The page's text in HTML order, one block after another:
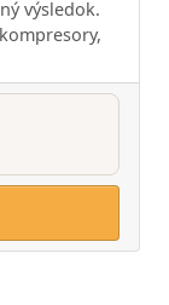
výsledok.